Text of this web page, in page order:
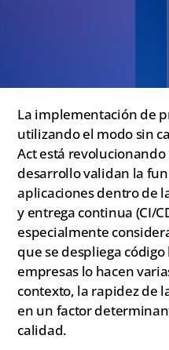
La implementación de
utilizando el modo sin
Act está
desarrollo validan la
aplicaciones dentro de
y entrega continua (CI/
especialmente
que se despliega
empresas lo hacen
contexto, la rapidez de
en un factor
calidad.